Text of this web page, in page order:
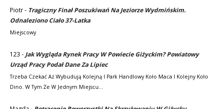
Piotr- Tragiczny Finał Poszukiwań Na Jeziorze Wydmińskim.
Odnaleziono Ciało 37-Latka
Miejscowy
123 - Jak Wygląda Rynek Pracy W Powiecie Giżyckim? Powiatowy
Urząd Pracy Podał Dane Za Lipiec
Trzeba Czekać Aż Wybudują Kolejną I Park Handlowy Koło Maca I Kolejny Koło
Dino. W Tym Że W Jednym Miejscu…